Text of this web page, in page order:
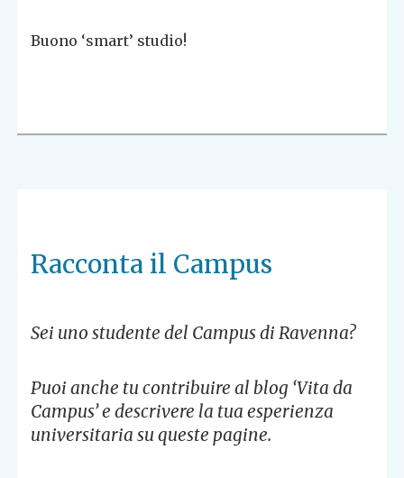
Buono ‘smart’ studio!
Racconta il Campus
Sei uno studente del Campus di Ravenna?
Puoi anche tu contribuire al blog ‘Vita da
Campus’ e descrivere la tua esperienza
universitaria su queste pagine.